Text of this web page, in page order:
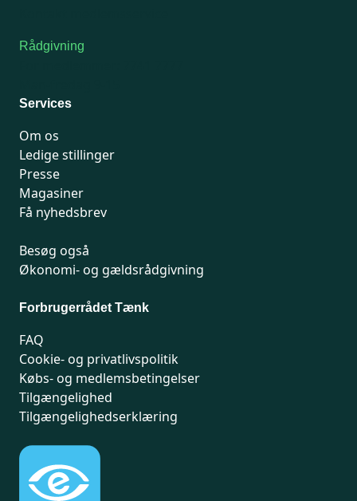
Rådgivning
Services
Om os
Ledige stillinger
Presse
Magasiner
Få nyhedsbrev
Besøg også
Økonomi- og gældsrådgivning
Forbrugerrådet Tænk
FAQ
Cookie- og privatlivspolitik
Købs- og medlemsbetingelser
Tilgængelighed
Tilgængelighedserklæring